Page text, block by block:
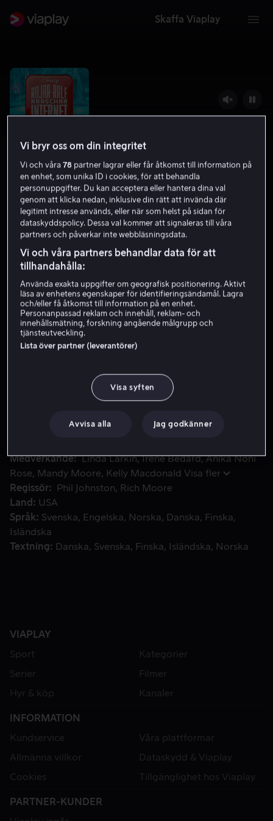
Skaffa Viaplay
Röjar-Ralf kraschar internet
7.0 Komedi Familjefilm 2018
7 år
HD
Hyr 55 kr
I detta äventyr lämnar Ralf och Vanilja sin spelhall och
I detta äventyr lämnar Ralf och Vanilja sin spelhall och
beger sig in i den outforskade, vidsträckta och
inte kommer överleva Ralfs röjande.
Medverkande Linda Larkin Irene Bedard Anika Noni
Rose
Mandy Moore Kelly Macdonald Visa fler
Regissör
Phil Johnston
Rich Moore
Land
USA
Språk
Svenska Engelska Norska Danska
Finska
Isländska
Textning
Danska Svenska Finska Isländska Norska
VIAPLAY
Sport
Kategorier
Serier
Filmer
Hyr & köp
Kanaler
INFORMATION
Kundservice
Våra plattformar
Allmänna villkor
Dataskydd & Viaplay
Cookies
Tillgänglighet hos Viaplay
PARTNER-KUNDER
Vi bryr oss om din integritet
Vi och våra78 partner lagrar eller får åtkomst till information på
en enhet, som unika ID i cookies, för att behandla
personuppgifter. Du kan acceptera eller hantera dina val
genom att klicka nedan, inklusive din rätt att invända där
legitimt intresse används, eller när som helst på sidan för
dataskyddspolicy. Dessa val kommer att signaleras till våra
partners och påverkar inte webbläsningsdata.
Vi och våra partners behandlar data för att
tillhandahålla:
Använda exakta uppgifter om geografisk positionering. Aktivt
läsa av enhetens egenskaper för identifieringsändamål. Lagra
och/eller få åtkomst till information på en enhet.
Personanpassad reklam och innehåll, reklam- och
innehållsmätning, forskning angående målgrupp och
tjänsteutveckling.
Lista över partner (leverantörer)
Visa syften
Avvisa alla Jag godkänner